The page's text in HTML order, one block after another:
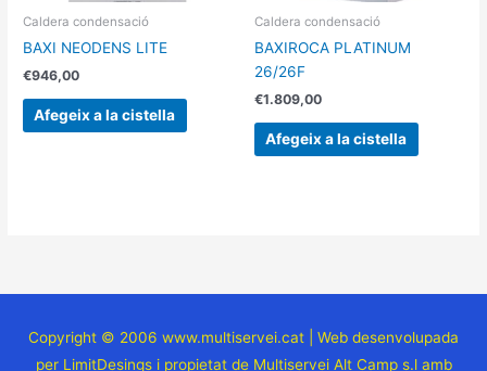
Caldera condensació
BAXI NEODENS LITE
€946,00
Afegeix a la cistella
Caldera condensació
BAXIROCA PLATINUM
26/26F
€1.809,00
Afegeix a la cistella
Copyright © 2006 www.multiservei.cat | Web desenvolupada
per LimitDesings i propietat de Multiservei Alt Camp s.l amb